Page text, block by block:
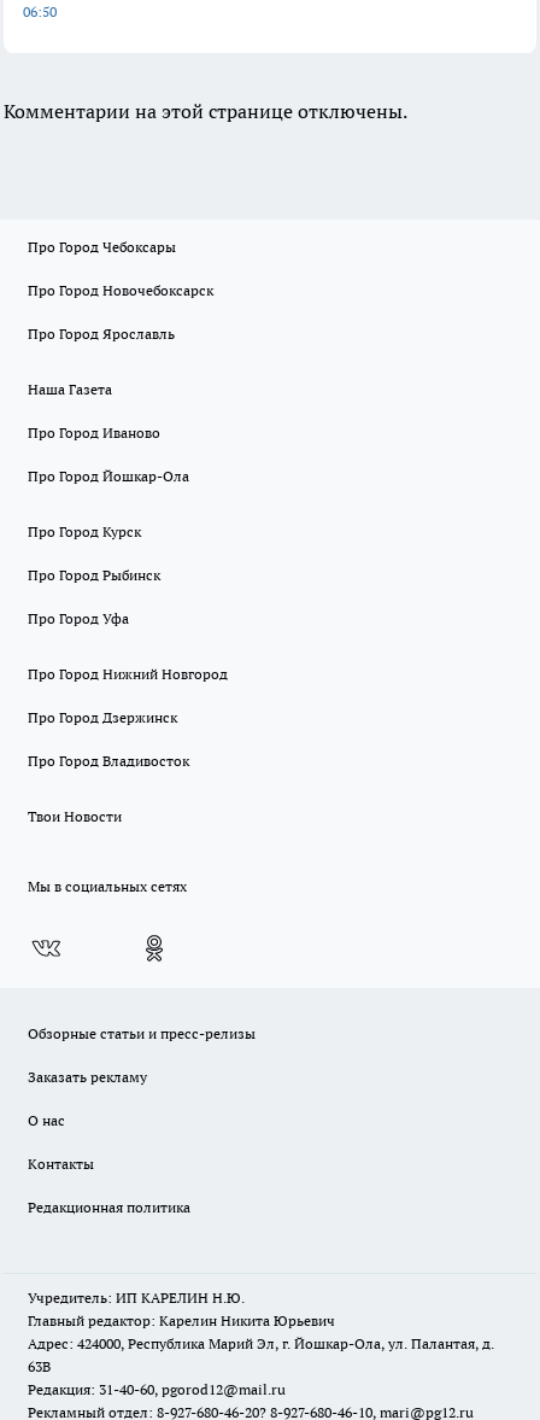
06:50
Комментарии на этой странице отключены.
Про Город Чебоксары
Про Город Новочебоксарск
Про Город Ярославль
Наша Газета
Про Город Иваново
Про Город Йошкар-Ола
Про Город Курск
Про Город Рыбинск
Про Город Уфа
Про Город Нижний Новгород
Про Город Дзержинск
Про Город Владивосток
Твои Новости
Мы в социальных сетях
Обзорные статьи и пресс-релизы
Заказать рекламу
О нас
Контакты
Редакционная политика
Учредитель: ИП КАРЕЛИН Н.Ю.
Главный редактор: Карелин Никита Юрьевич
Адрес: 424000, Республика Марий Эл, г. Йошкар-Ола, ул. Палантая, д.
63В
Редакция: 31-40-60, pgorod12@mail.ru
Рекламный отдел: 8-927-680-46-20? 8-927-680-46-10, mari@pg12.ru